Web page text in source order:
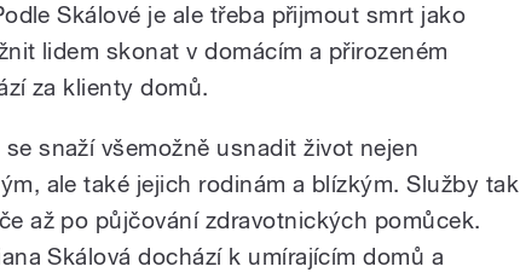
Skálové je ale třeba přijmout smrt jako
lidem skonat v domácím a přirozeném
za klienty domů.
snaží všemožně usnadit život nejen
ale také jejich rodinám a blízkým. Služby tak
až po půjčování zdravotnických pomůcek.
Skálová dochází k umírajícím domů a